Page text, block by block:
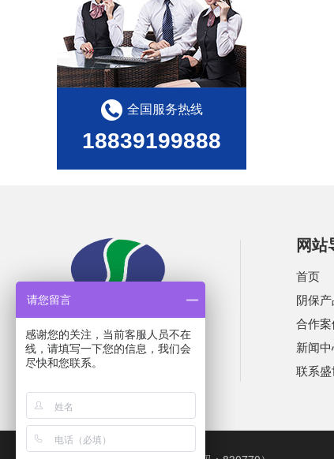
全国服务热线
18839199888
网站
首页
阴保
合作案
新闻
联系
请您留言
感谢您的关注，当前客服人员不在
线，请填写一下您的信息，我们会
尽快和您联系。